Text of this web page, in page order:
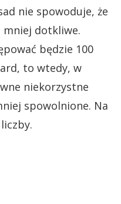
nie spowoduje, że
mniej dotkliwe.
będzie 100
to wtedy, w
niekorzystne
spowolnione. Na